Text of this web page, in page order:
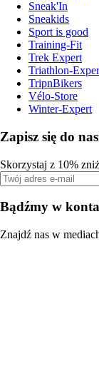
Sneak'In
Sneakids
Sport is good
Training-Fit
Trek Expert
Triathlon-
TripnBikers
Vélo-Store
Winter-Expert
Zapisz się do
Skorzystaj z 10%
Bądźmy w
Znajdź nas w